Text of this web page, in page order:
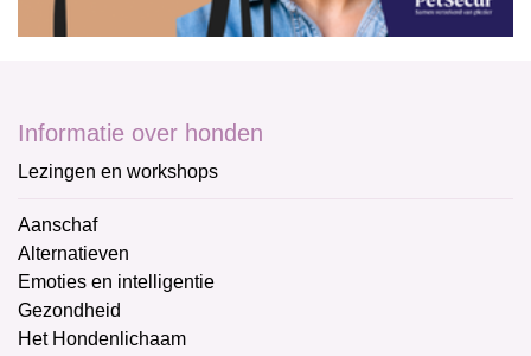
Informatie over honden
Lezingen en workshops
Aanschaf
Alternatieven
Emoties en intelligentie
Gezondheid
Het Hondenlichaam